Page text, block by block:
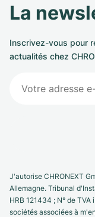
La
Inscrivez-vous pour
actualités chez
J'autorise CHRONEXT
Allemagne. Tribunal
HRB 121434 ; N° de
sociétés associées à